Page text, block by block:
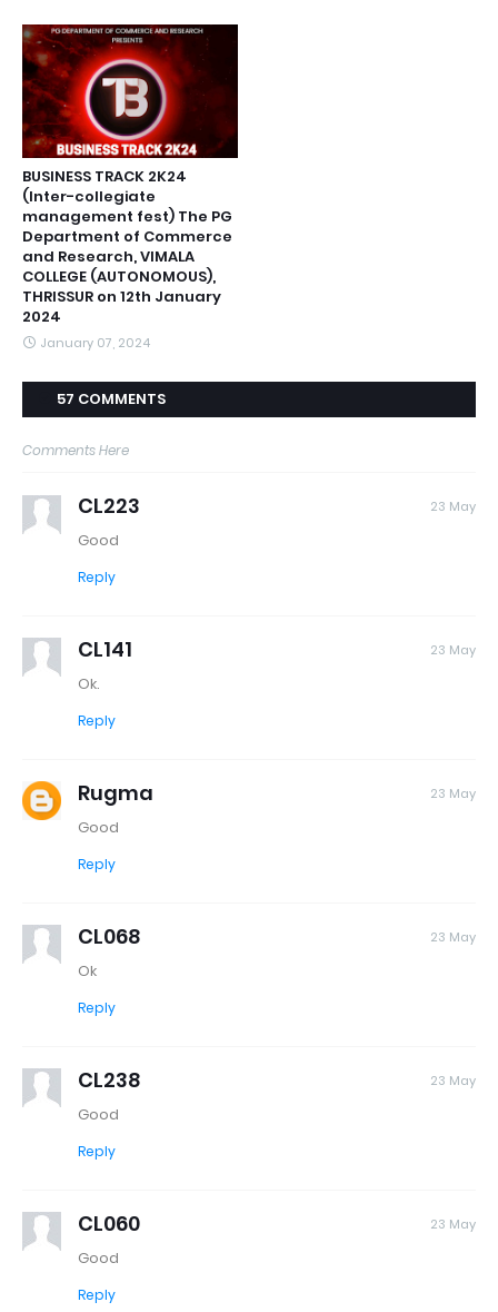
BUSINESS TRACK 2K24
(Inter-collegiate
management fest) The PG
Department of Commerce
and Research, VIMALA
COLLEGE (AUTONOMOUS),
THRISSUR on 12th January
2024
January 07, 2024
57 COMMENTS
Comments Here
CL223 23 May
Good
Reply
CL141 23 May
Ok.
Reply
Rugma 23 May
Good
Reply
CL068 23 May
Ok
Reply
CL238 23 May
Good
Reply
CL060 23 May
Good
Reply